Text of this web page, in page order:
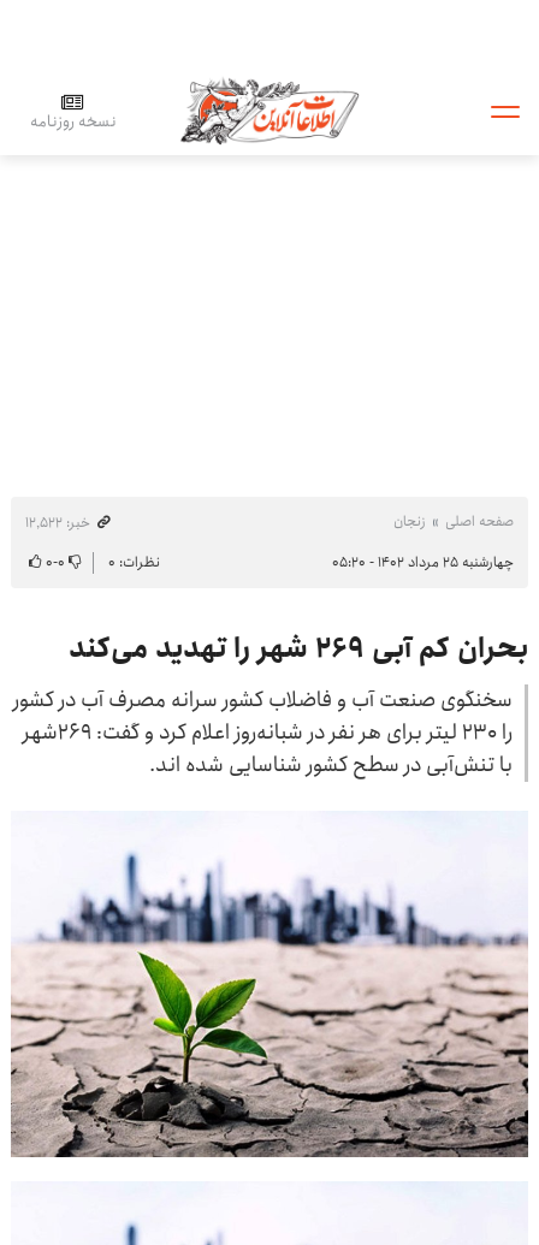
نسخه روزنامه
صفحه اصلی زنجان
خبر: ۱۲٬۵۲۲
چهارشنبه ۲۵ مرداد ۱۴۰۲ - ۰۵:۲۰
نظرات: ۰ ۰-۰
بحران کم آبی ۲۶۹ شهر را تهدید می‌کند
سخنگوی صنعت آب و فاضلاب کشور سرانه مصرف آب در کشور
را ۲۳۰ لیتر برای هر نفر در شبانه‌روز اعلام کرد و گفت: ۲۶۹شهر
با تنش‌آبی در سطح کشور شناسایی شده اند.